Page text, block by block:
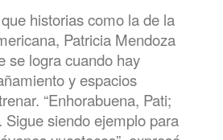
historias como la de la
Patricia Mendoza
se logra cuando hay
y espacios
“Enhorabuena, Pati;
Sigue siendo ejemplo para